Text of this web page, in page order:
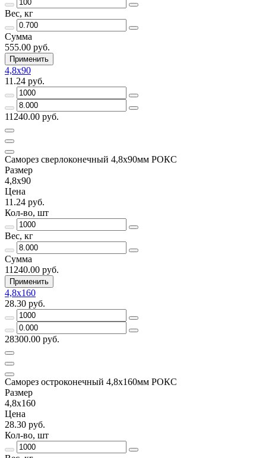
Вес, кг
Сумма
555.00 руб.
Применить
4,8х90
11.24 руб.
11240.00 руб.
Саморез сверлоконечный 4,8х90мм РОКС
Размер
4,8х90
Цена
11.24 руб.
Кол-во, шт
Вес, кг
Сумма
11240.00 руб.
Применить
4,8х160
28.30 руб.
28300.00 руб.
Саморез остроконечный 4,8х160мм РОКС
Размер
4,8х160
Цена
28.30 руб.
Кол-во, шт